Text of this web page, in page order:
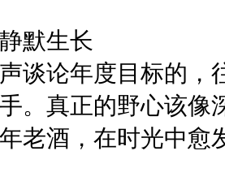
默生长
谈论年度目标的，
。真正的野心该像
老酒，在时光中愈